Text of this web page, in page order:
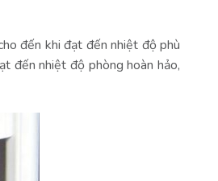
đến khi đạt đến nhiệt độ phù
đến nhiệt độ phòng hoàn hảo,